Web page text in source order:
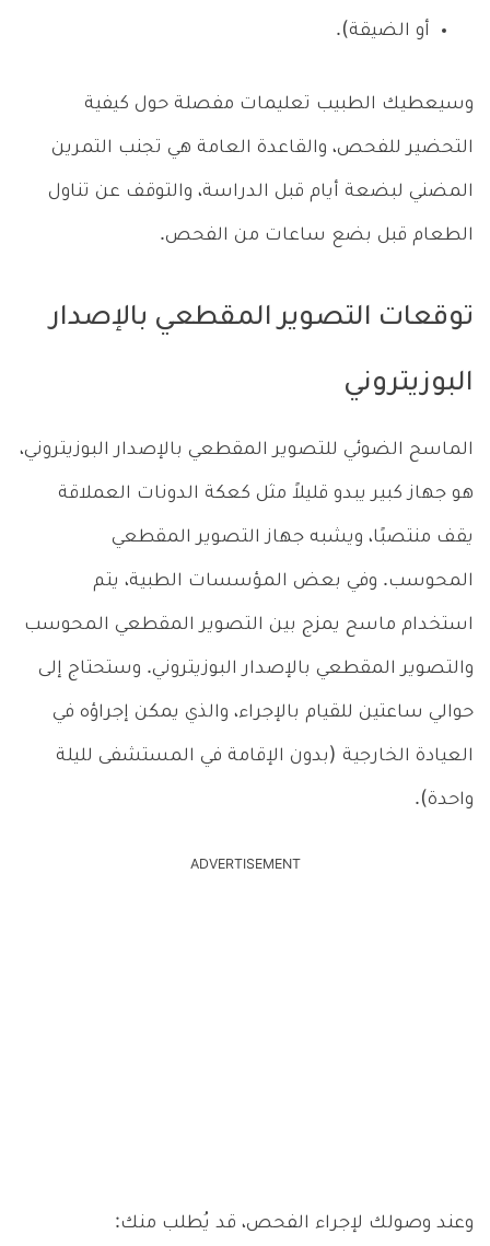
أو الضيقة).
وسيعطيك الطبيب تعليمات مفصلة حول كيفية
التحضير للفحص، والقاعدة العامة هي تجنب التمرين
المضني لبضعة أيام قبل الدراسة، والتوقف عن تناول
الطعام قبل بضع ساعات من الفحص.
توقعات التصوير المقطعي بالإصدار
البوزيتروني
الماسح الضوئي للتصوير المقطعي بالإصدار البوزيتروني،
هو جهاز كبير يبدو قليلاً مثل كعكة الدونات العملاقة
يقف منتصبًا، ويشبه جهاز التصوير المقطعي
المحوسب. وفي بعض المؤسسات الطبية، يتم
استخدام ماسح يمزج بين التصوير المقطعي المحوسب
والتصوير المقطعي بالإصدار البوزيتروني. وستحتاج إلى
حوالي ساعتين للقيام بالإجراء، والذي يمكن إجراؤه في
العيادة الخارجية (بدون الإقامة في المستشفى لليلة
واحدة).
ADVERTISEMENT
وعند وصولك لإجراء الفحص، قد يُطلب منك: